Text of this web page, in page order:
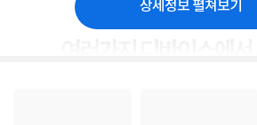
상세정보 펼쳐보기